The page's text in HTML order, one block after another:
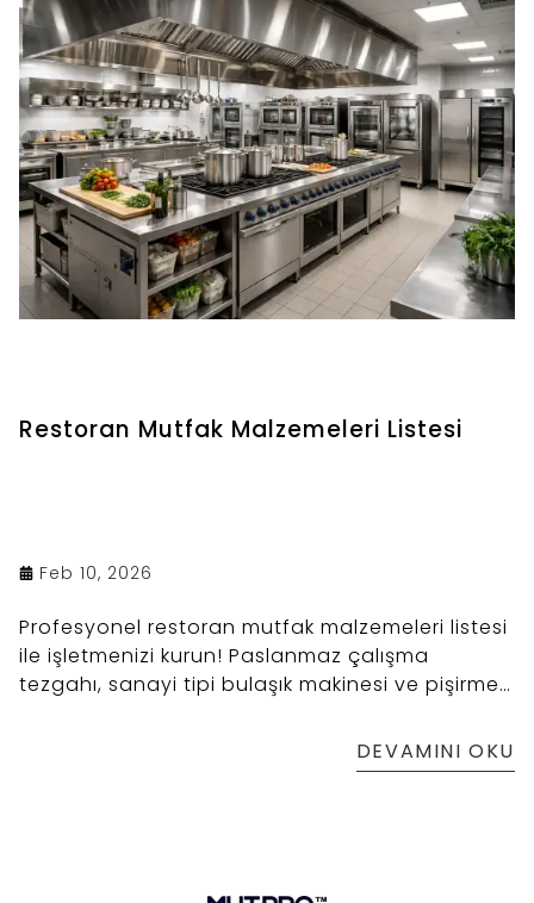
Restoran Mutfak Malzemeleri Listesi
Feb 10, 2026
Profesyonel restoran mutfak malzemeleri listesi
ile işletmenizi kurun! Paslanmaz çalışma
tezgahı, sanayi tipi bulaşık makinesi ve pişirme
DEVAMINI OKU